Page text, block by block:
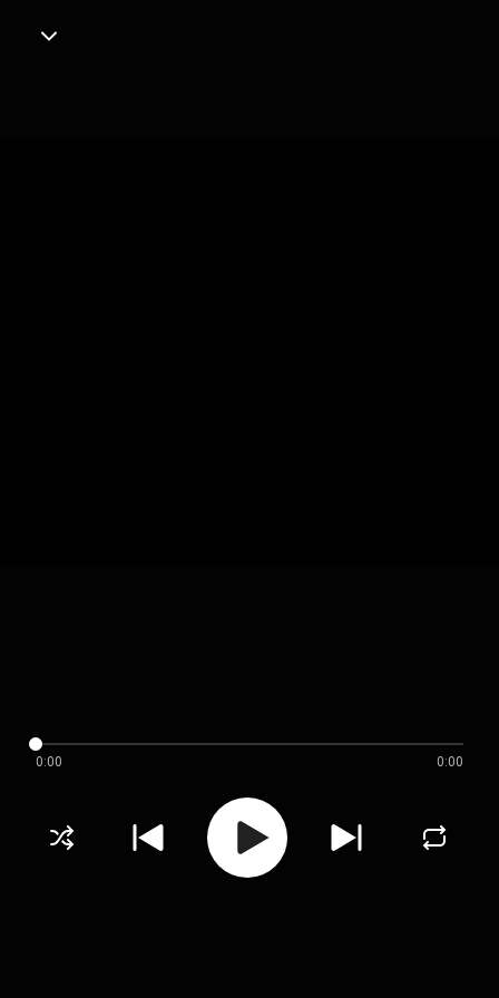
0:00 0:00